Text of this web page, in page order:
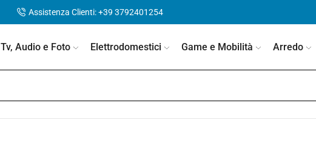
Assistenza Clienti: +39 3792401254
Tv, Audio e Foto Elettrodomestici Game e Mobilità Arredo